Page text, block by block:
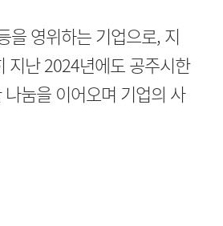
을 영위하는 기업으로, 지
지난 2024년에도 공주시한
눔을 이어오며 기업의 사